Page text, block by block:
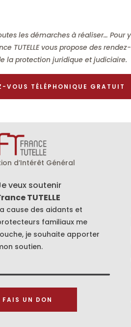
les démarches à réaliser… Pour
TUTELLE vous propose des
la protection juridique et judiciaire.
VOUS TÉLÉPHONIQUE GRATUIT
d’Intérêt Général
veux soutenir
TUTELLE
cause des aidants et
familiaux me
je souhaite apporter
soutien.
FAIS UN DON